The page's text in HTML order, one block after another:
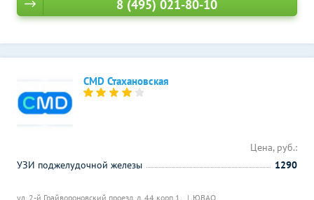
8 (495) 021-80-10
CMD Стахановская
ул. 2-й Грайвороновский проезд, д. 44 корп.1, ЮВАО
Цена, руб.:
УЗИ поджелудочной железы
1290